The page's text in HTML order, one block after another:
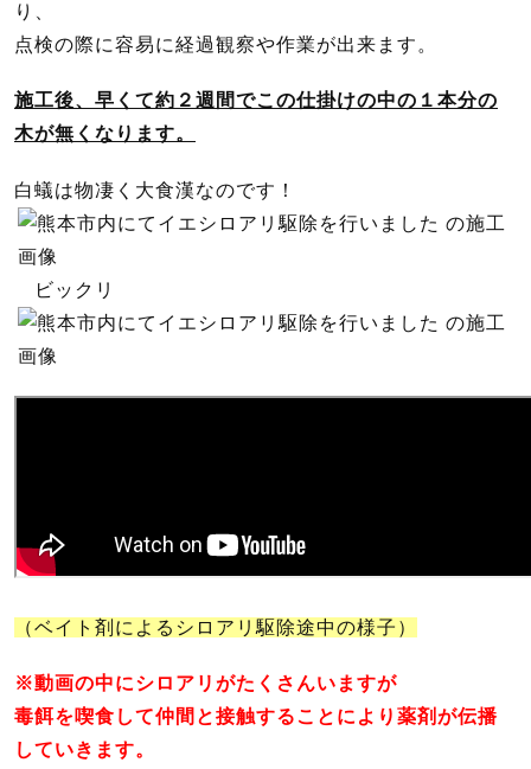
り、
点検の際に容易に経過観察や作業が出来ます。
施工後、早くて約２週間でこの仕掛けの中の１本分の
木が無くなります。
白蟻は物凄く大食漢なのです！
ビックリ
（ベイト剤によるシロアリ駆除途中の様子）
※動画の中にシロアリがたくさんいますが
毒餌を喫食して仲間と接触することにより薬剤が伝播
していきます。